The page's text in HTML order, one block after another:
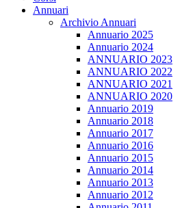
Annuari
Archivio Annuari
Annuario 2025
Annuario 2024
ANNUARIO 2023
ANNUARIO 2022
ANNUARIO 2021
ANNUARIO 2020
Annuario 2019
Annuario 2018
Annuario 2017
Annuario 2016
Annuario 2015
Annuario 2014
Annuario 2013
Annuario 2012